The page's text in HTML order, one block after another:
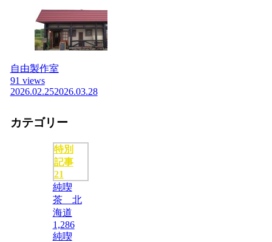
自由製作室
91 views
2026.02.252026.03.28
カテゴリー
特別
記事
21
純喫
茶 北
海道
1,286
純喫